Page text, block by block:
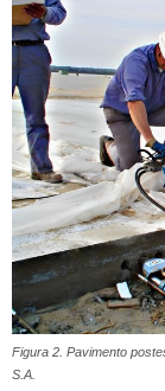
Figura 2. Pavimento
S.A.